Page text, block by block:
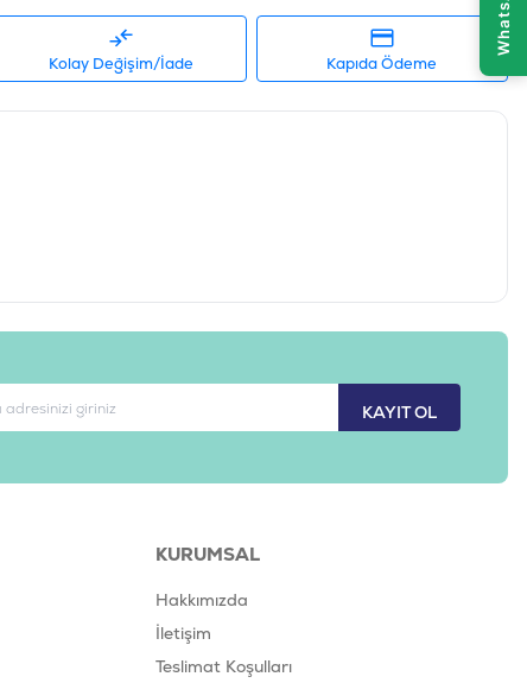
Kolay Değişim/İade Kapıda Ödeme
KAYIT OL
KURUMSAL
Hakkımızda
İletişim
Teslimat Koşulları